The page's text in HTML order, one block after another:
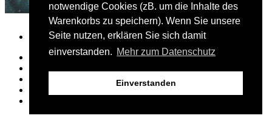
notwendige Cookies (zB. um die Inhalte des
Warenkorbs zu speichern). Wenn Sie unsere
Seite nutzen, erklären Sie sich damit
einverstanden. Mehr zum Datenschutz
Einverstanden
Presse- und Bloggerbereich